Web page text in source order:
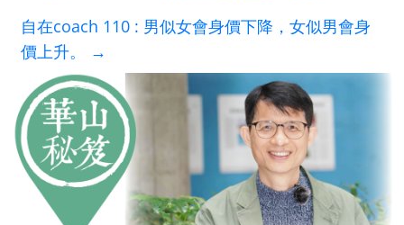
自在coach 110 : 男似女會身價下降，女似男會身
價上升。
→